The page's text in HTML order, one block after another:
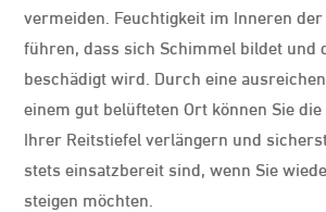
vermeiden. Feuchtigkeit im Inneren
führen, dass sich Schimmel bildet und
beschädigt wird. Durch eine
einem gut belüfteten Ort können Sie
Ihrer Reitstiefel verlängern und
stets einsatzbereit sind, wenn Sie
steigen möchten.